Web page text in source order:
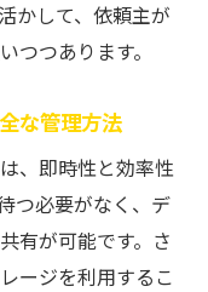
かして、依頼主が
つつあります。
な管理方法
、即時性と効率性
つ必要がなく、デ
有が可能です。さ
ージを利用するこ